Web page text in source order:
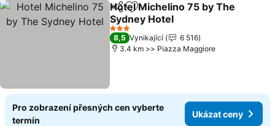
SdíletPřidat na seznam oblíbených
Hotel Michelino 75 by The
Sydney Hotel
Ukázat ceny
3 Počet hvězdiček
8,5 Vynikající
6 516
3.4 km >> Piazza Maggiore
Pro zobrazení přesných cen vyberte
termín
Ukázat ceny